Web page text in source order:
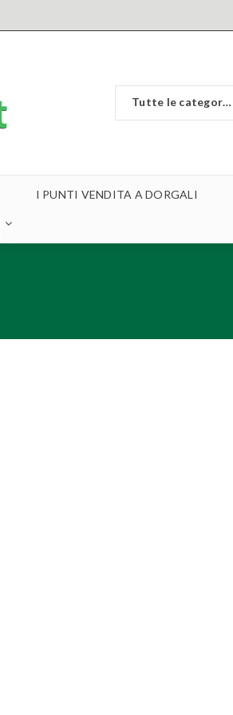
Tutte le categorie
I PUNTI VENDITA A DORGALI